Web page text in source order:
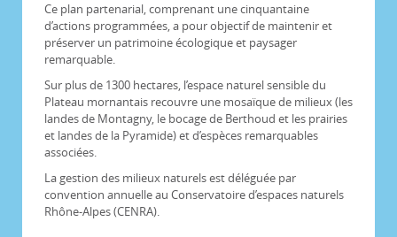
Ce plan partenarial, comprenant une cinquantaine
d’actions programmées, a pour objectif de maintenir et
préserver un patrimoine écologique et paysager
remarquable.
Sur plus de 1300 hectares, l’espace naturel sensible du
Plateau mornantais recouvre une mosaïque de milieux (les
landes de Montagny, le bocage de Berthoud et les prairies
et landes de la Pyramide) et d’espèces remarquables
associées.
La gestion des milieux naturels est déléguée par
convention annuelle au Conservatoire d’espaces naturels
Rhône-Alpes (CENRA).